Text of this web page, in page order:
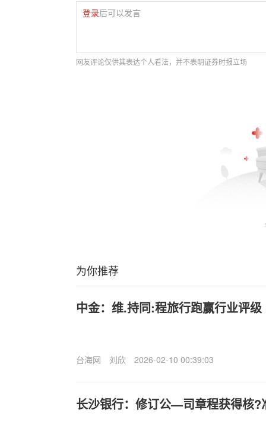
登录后可以发言
网友评论仅供其表达个人看法，并不表明证券时报立场
为你推荐
中金：维.持同:程旅行跑赢行业评
台海网 刘欣 2026-02-10 00:39:03
长沙银行：修订公—司章程获得核?